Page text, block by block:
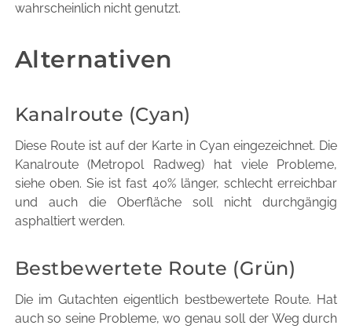
wahrscheinlich nicht genutzt.
Alternativen
Kanalroute (Cyan)
Diese Route ist auf der Karte in Cyan eingezeichnet. Die
Kanalroute (Metropol Radweg) hat viele Probleme,
siehe oben. Sie ist fast 40% länger, schlecht erreichbar
und auch die Oberfläche soll nicht durchgängig
asphaltiert werden.
Bestbewertete Route (Grün)
Die im Gutachten eigentlich bestbewertete Route. Hat
auch so seine Probleme, wo genau soll der Weg durch